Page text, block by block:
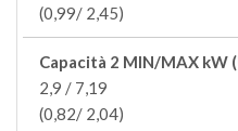
(0,99/ 2,45)
Capacità 2 MIN/MAX kW
2,9 / 7,19
(0,82/ 2,04)